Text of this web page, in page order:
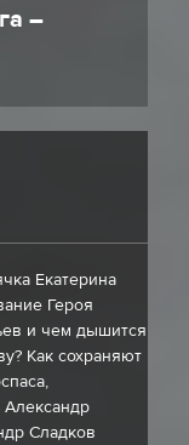
–
Екатерина
Героя
и чем дышится
Как сохраняют
Сладков